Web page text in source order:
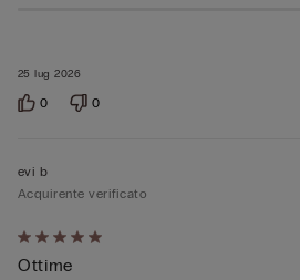
25 lug 2026
0 0
Valutato
5
evi b
Acquirente verificato
Ottime